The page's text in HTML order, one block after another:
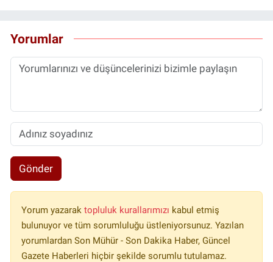
Yorumlar
Gönder
Yorum yazarak topluluk kurallarımızı kabul etmiş
bulunuyor ve tüm sorumluluğu üstleniyorsunuz. Yazılan
yorumlardan Son Mühür - Son Dakika Haber, Güncel
Gazete Haberleri hiçbir şekilde sorumlu tutulamaz.